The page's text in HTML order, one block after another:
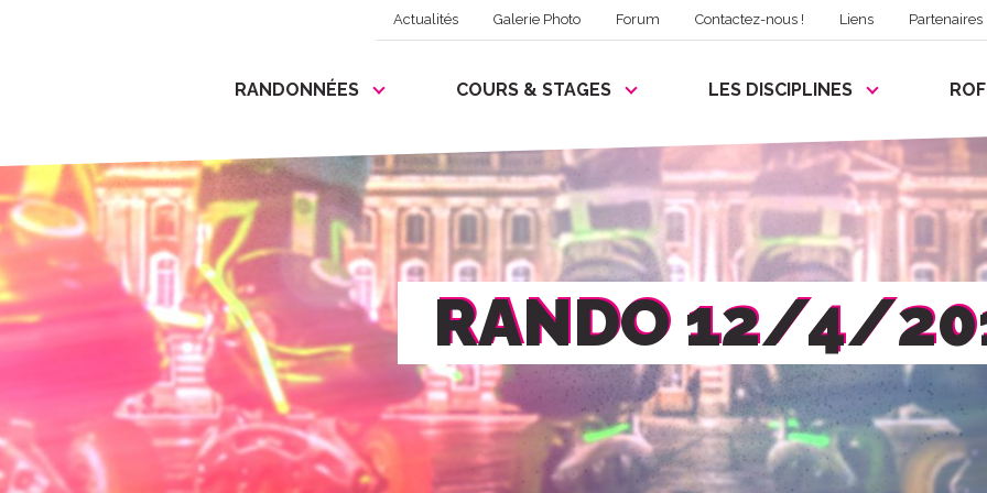
RANDONNÉES COURS & STAGES LES DISCIPLINES
Actualités Galerie Photo Forum Contactez-nous ! Liens Partenaires
RANDO 12/4/